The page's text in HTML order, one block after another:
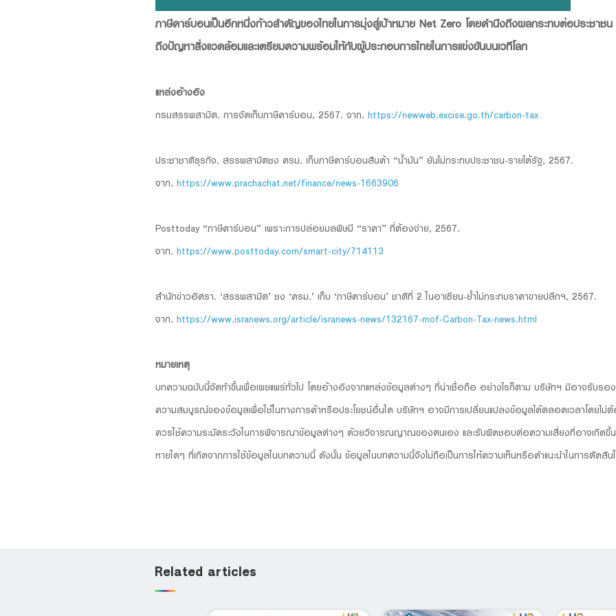
ภาษีคาร์บอนเป็นอีกหนึ่งก้าวสำคัญของไทยในการมุ่งสู่เป้าหมาย Net Zero โดยคำนึงถึงผลกระทบต่อประชาช
ถึงปัญหาสิ่งแวดล้อมและเตรียมความพร้อมให้กับผู้ประกอบการไทยในการแข่งขันบนเวทีโลก
แหล่งอ้างอิง
กรมสรรพสามิต. การจัดเก็บภาษีคาร์บอน, 2567. จาก. https://newweb.excise.go.th/carbon-tax
ประชาชาติธุรกิจ. สรรพสามิตชง ครม. เก็บภาษีคาร์บอนสินค้า “น้ำมัน” ยันไม่กระทบประชาชน-รายได้รัฐ, 2567.
จาก. https://www.prachachat.net/finance/news-1663906
Posttoday “ภาษีคาร์บอน” เพราะการปล่อยมลพิษมี “ราคา” ที่ต้องจ่าย, 2567.
จาก. https://www.posttoday.com/smart-city/714113
สำนักข่าวอิศรา. ‘สรรพสามิต’ ชง ‘ครม.’ เก็บ ‘ภาษีคาร์บอน’ ชาติที่ 2 ในอาเซียน-ย้ำไม่กระทบราคาขายปลีกฯ, 2567.
จาก. https://www.isranews.org/article/isranews-news/132167-mof-Carbon-Tax-news.html
หมายเหตุ
บทความฉบับนี้จัดทำขึ้นเพื่อเผยแพร่ทั่วไป โดยอ้างอิงจากแหล่งข้อมูลต่างๆ ที่น่าเชื่อถือ อย่างไรก็ตาม บริษัทฯ มิอาจรับร
ความสมบูรณ์ของข้อมูลเพื่อใช้ในทางการค้าหรือประโยชน์อื่นใด บริษัทฯ อาจมีการเปลี่ยนแปลงข้อมูลได้ตลอดเวลาโดยไม่
ควรใช้ความระมัดระวังในการพิจารณาข้อมูลต่างๆ ด้วยวิจารณญาณของตนเอง และรับผิดชอบต่อความเสี่ยงที่อาจเกิดขึ้
หายใดๆ ที่เกิดจากการใช้ข้อมูลในบทความนี้ ดังนั้น ข้อมูลในบทความนี้จึงไม่ถือเป็นการให้ความเห็นหรือคำแนะนำในการตัดสิน
Related articles